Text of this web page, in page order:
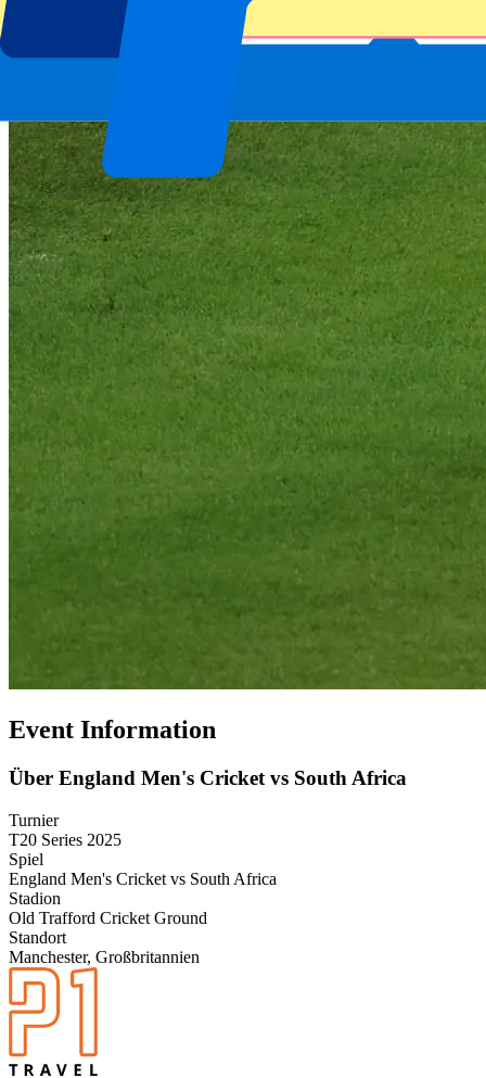
Event Information
Über England Men's Cricket vs South Africa
Turnier
T20 Series 2025
Spiel
England Men's Cricket vs South Africa
Stadion
Old Trafford Cricket Ground
Standort
Manchester, Großbritannien